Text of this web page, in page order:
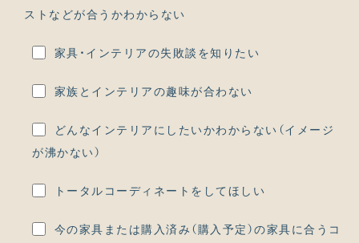
ストなどが合うかわからない
家具・インテリアの失敗談を知りたい
家族とインテリアの趣味が合わない
どんなインテリアにしたいかわからない（イメージ
が沸かない）
トータルコーディネートをしてほしい
今の家具または購入済み（購入予定）の家具に合うコ